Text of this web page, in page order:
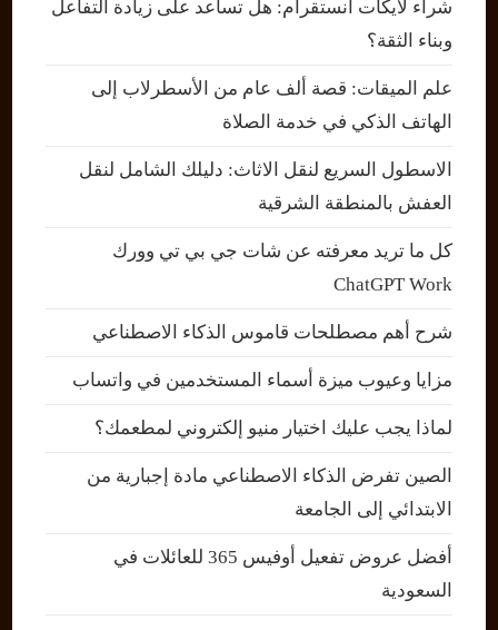
شراء لايكات انستقرام: هل تساعد على زيادة التفاعل
وبناء الثقة؟
علم الميقات: قصة ألف عام من الأسطرلاب إلى
الهاتف الذكي في خدمة الصلاة
الاسطول السريع لنقل الاثاث: دليلك الشامل لنقل
العفش بالمنطقة الشرقية
كل ما تريد معرفته عن شات جي بي تي وورك
ChatGPT Work
شرح أهم مصطلحات قاموس الذكاء الاصطناعي
مزايا وعيوب ميزة أسماء المستخدمين في واتساب
لماذا يجب عليك اختيار منيو إلكتروني لمطعمك؟
الصين تفرض الذكاء الاصطناعي مادة إجبارية من
الابتدائي إلى الجامعة
أفضل عروض تفعيل أوفيس 365 للعائلات في
السعودية